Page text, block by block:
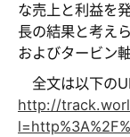
な売上と利益を
長の結果と考え
およびタービン
全文は以下の
http://